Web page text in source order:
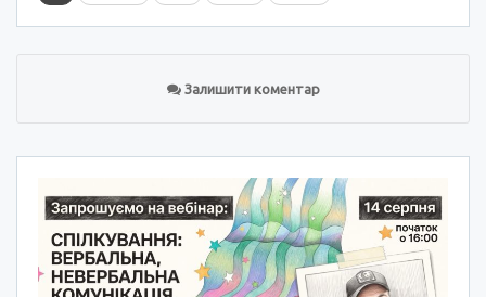
Залишити коментар